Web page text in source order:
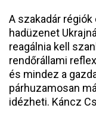
A szakadár
hadüzenet
reagálnia kell
rendőrállami
és mindez a
párhuzamosan
idézheti. Káncz